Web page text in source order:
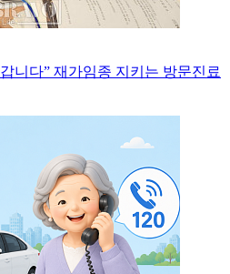
니다” 재가임종 지키는 방문진료